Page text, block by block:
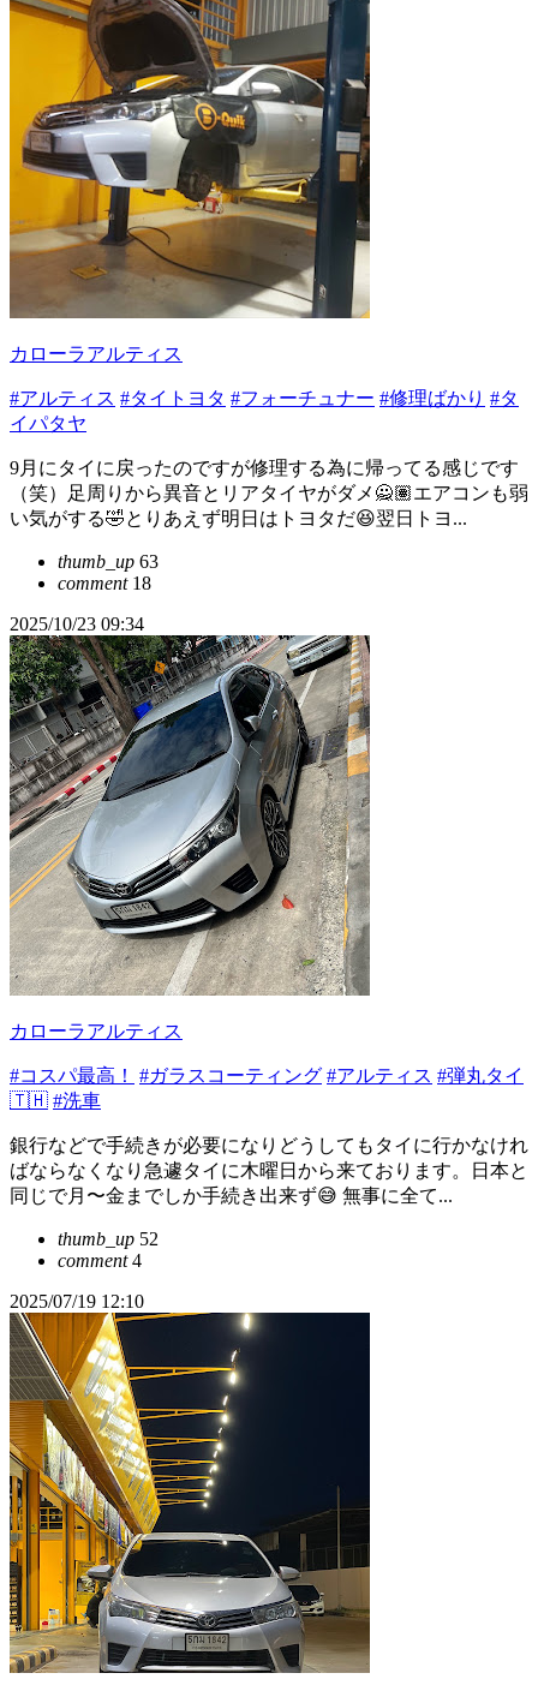
カローラアルティス
#アルティス #タイトヨタ #フォーチュナー #修理ばかり #タ
イパタヤ
9月にタイに戻ったのですが修理する為に帰ってる感じです
（笑）足周りから異音とリアタイヤがダメ🙅🏽エアコンも弱
い気がする🤣とりあえず明日はトヨタだ😆翌日トヨ...
thumb_up 63
comment18
2025/10/23 09:34
カローラアルティス
#コスパ最高！ #ガラスコーティング #アルティス #弾丸タイ
🇹🇭 #洗車
銀行などで手続きが必要になりどうしてもタイに行かなけれ
ばならなくなり急遽タイに木曜日から来ております。日本と
同じで月〜金までしか手続き出来ず😅 無事に全て...
thumb_up 52
comment4
2025/07/19 12:10